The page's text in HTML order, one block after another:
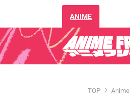
ANIME
TOP Anime